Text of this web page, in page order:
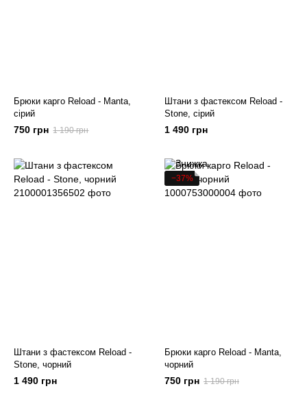
Брюки карго Reload - Manta,
сірий
750 грн 1 190 грн
Штани з фастексом Reload -
Stone, сірий
1 490 грн
Штани з фастексом Reload -
Stone, чорний
1 490 грн
−37%
Брюки карго Reload - Manta,
чорний
750 грн 1 190 грн